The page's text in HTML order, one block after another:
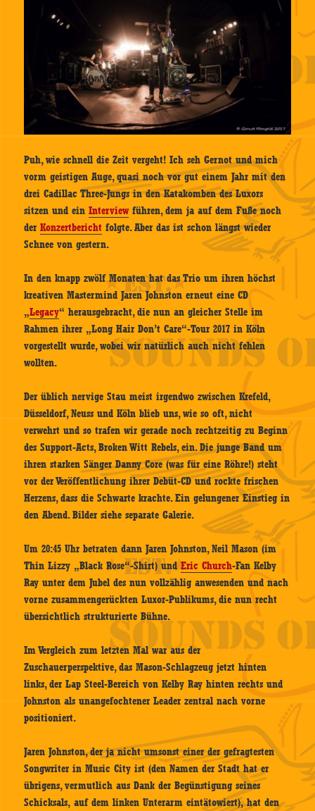
Puh, wie schnell die Zeit vergeht! Ich seh Gernot und mich
vorm geistigen Auge, quasi noch vor gut einem Jahr mit den
drei Cadillac Three-Jungs in den Katakomben des Luxors
sitzen und einInterview führen, dem ja auf dem Fuße noch
derKonzertbericht folgte. Aber das ist schon längst wieder
Schnee von gestern.
In den knapp zwölf Monaten hat das Trio um ihren höchst
kreativen Mastermind Jaren Johnston erneut eine CD
„Legacy“ herausgebracht, die nun an gleicher Stelle im
Rahmen ihrer „Long Hair Don’t Care“-Tour 2017 in Köln
vorgestellt wurde, wobei wir natürlich auch nicht fehlen
wollten.
Der üblich nervige Stau meist irgendwo zwischen Krefeld,
Düsseldorf, Neuss und Köln blieb uns, wie so oft, nicht
verwehrt und so trafen wir gerade noch rechtzeitig zu Beginn
des Support-Acts, Broken Witt Rebels, ein. Die junge Band um
ihren starken Sänger Danny Core (was für eine Röhre!) steht
vor der Veröffentlichung ihrer Debüt-CD und rockte frischen
Herzens, dass die Schwarte krachte. Ein gelungener Einstieg in
den Abend. Bilder siehe separate Galerie.
Um 20:45 Uhr betraten dann Jaren Johnston, Neil Mason (im
Thin Lizzy „Black Rose“-Shirt) undEric Church-Fan Kelby
Ray unter dem Jubel des nun vollzählig anwesenden und nach
vorne zusammengerückten Luxor-Publikums, die nun recht
übersichtlich strukturierte Bühne.
Im Vergleich zum letzten Mal war aus der
Zuschauerperspektive, das Mason-Schlagzeug jetzt hinten
links, der Lap Steel-Bereich von Kelby Ray hinten rechts und
Johnston als unangefochtener Leader zentral nach vorne
positioniert.
Jaren Johnston, der ja nicht umsonst einer der gefragtesten
Songwriter in Music City ist (den Namen der Stadt hat er
übrigens, vermutlich aus Dank der Begünstigung seines
Schicksals, auf dem linken Unterarm eintätowiert), hat den